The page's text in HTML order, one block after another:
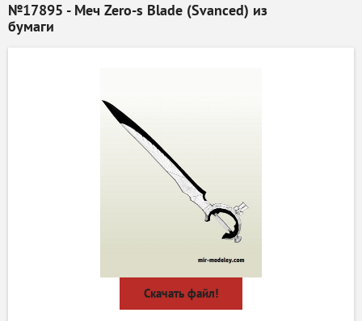
№17895 - Меч Zero-s Blade (Svanced) из
бумаги
Скачать файл!